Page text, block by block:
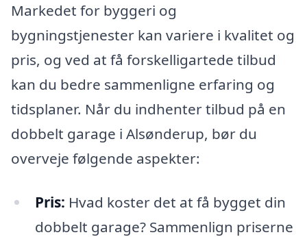
Markedet for byggeri og
bygningstjenester kan variere i kvalitet og
pris, og ved at få forskelligartede tilbud
kan du bedre sammenligne erfaring og
tidsplaner. Når du indhenter tilbud på en
dobbelt garage i Alsønderup, bør du
overveje følgende aspekter:
Pris: Hvad koster det at få bygget din
dobbelt garage? Sammenlign priserne